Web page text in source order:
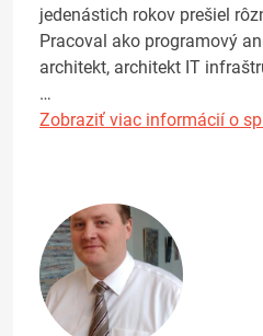
jedenástich rokov prešiel
Pracoval ako programový
architekt, architekt IT
…
Zobraziť viac informácií o